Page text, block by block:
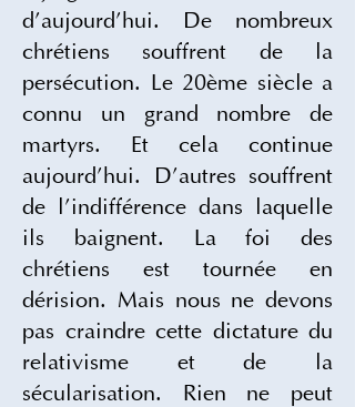
d’aujourd’hui. De nombreux
chrétiens souffrent de la
persécution. Le 20ème siècle a
connu un grand nombre de
martyrs. Et cela continue
aujourd’hui. D’autres souffrent
de l’indifférence dans laquelle
ils baignent. La foi des
chrétiens est tournée en
dérision. Mais nous ne devons
pas craindre cette dictature du
relativisme et de la
sécularisation. Rien ne peut